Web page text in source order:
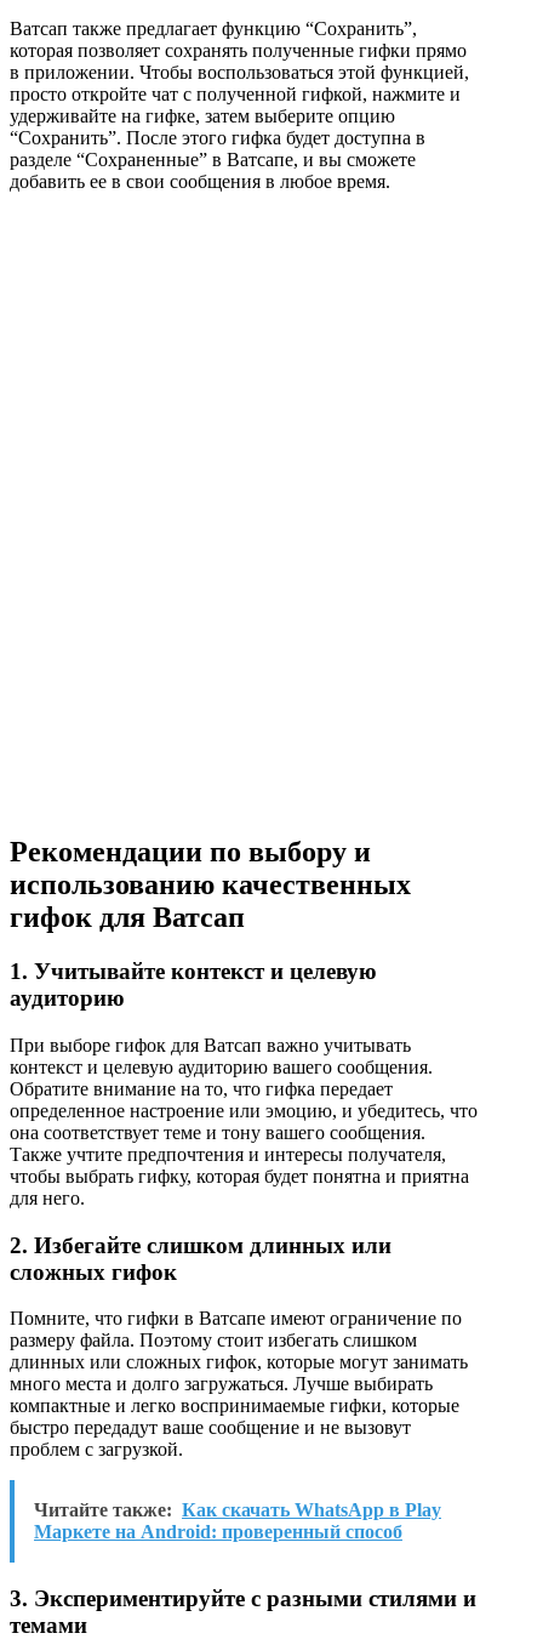
Ватсап также предлагает функцию “Сохранить”,
которая позволяет сохранять полученные гифки прямо
в приложении. Чтобы воспользоваться этой функцией,
просто откройте чат с полученной гифкой, нажмите и
удерживайте на гифке, затем выберите опцию
“Сохранить”. После этого гифка будет доступна в
разделе “Сохраненные” в Ватсапе, и вы сможете
добавить ее в свои сообщения в любое время.
Рекомендации по выбору и
использованию качественных
гифок для Ватсап
1. Учитывайте контекст и целевую
аудиторию
При выборе гифок для Ватсап важно учитывать
контекст и целевую аудиторию вашего сообщения.
Обратите внимание на то, что гифка передает
определенное настроение или эмоцию, и убедитесь, что
она соответствует теме и тону вашего сообщения.
Также учтите предпочтения и интересы получателя,
чтобы выбрать гифку, которая будет понятна и приятна
для него.
2. Избегайте слишком длинных или
сложных гифок
Помните, что гифки в Ватсапе имеют ограничение по
размеру файла. Поэтому стоит избегать слишком
длинных или сложных гифок, которые могут занимать
много места и долго загружаться. Лучше выбирать
компактные и легко воспринимаемые гифки, которые
быстро передадут ваше сообщение и не вызовут
проблем с загрузкой.
Читайте также: Как скачать WhatsApp в Play
Маркете на Android: проверенный способ
3. Экспериментируйте с разными стилями и
темами